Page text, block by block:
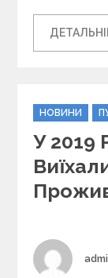
C
a
t
e
g
o
e
s
НОВИНИ
У 2019